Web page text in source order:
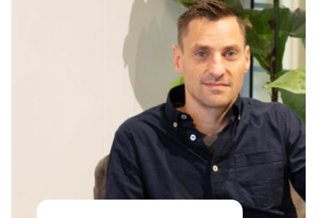
04
Langdurige
samenwerking